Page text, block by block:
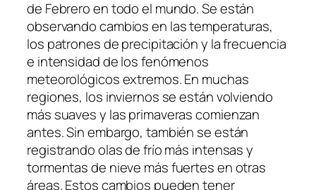
de Febrero en todo el mundo. Se están
observando cambios en las temperaturas,
los patrones de precipitación y la frecuencia
e intensidad de los fenómenos
meteorológicos extremos. En muchas
regiones, los inviernos se están volviendo
más suaves y las primaveras comienzan
antes. Sin embargo, también se están
registrando olas de frío más intensas y
tormentas de nieve más fuertes en otras
áreas. Estos cambios pueden tener